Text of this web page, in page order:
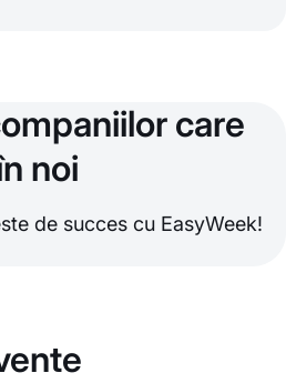
care
noi
de succes cu EasyWeek!